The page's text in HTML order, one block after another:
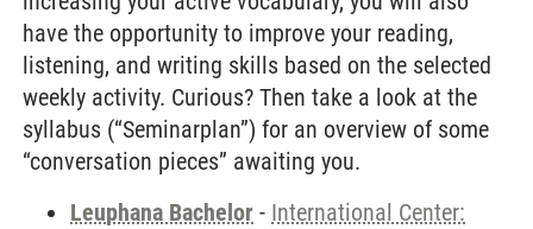
have the opportunity to improve your reading,
listening, and writing skills based on the selected
weekly activity. Curious? Then take a look at the
syllabus (“Seminarplan”) for an overview of some
“conversation pieces” awaiting you.
Leuphana Bachelor - International Center: